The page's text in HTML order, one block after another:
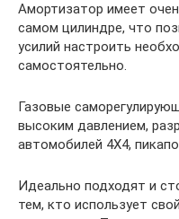
Амортизатор имеет
самом цилиндре, что
усилий настроить
самостоятельно.
Газовые
высоким давлением,
автомобилей 4Х4,
Идеально подходят и
тем, кто использует